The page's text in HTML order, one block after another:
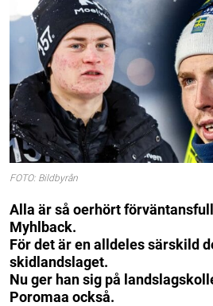
FOTO: Bildbyrån
Alla är så oerhört
Myhlback.
För det är en alldeles särskild
skidlandslaget.
Nu ger han sig på
Poromaa också.